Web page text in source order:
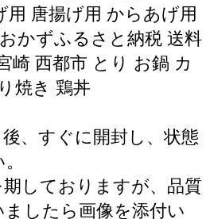
唐揚げ用 からあげ用
かずふるさと納税 送料
崎 西都市 とり お鍋 カ
焼き 鶏丼
、すぐに開封し、状態
しておりますが、品質
したら画像を添付い